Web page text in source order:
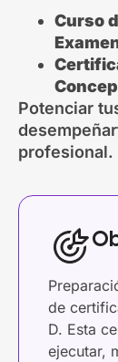
Curso
Potenciar
profesional.
de
D. Esta
ejecutar,